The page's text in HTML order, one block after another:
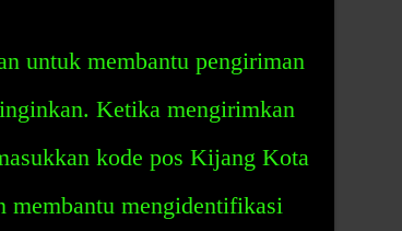
untuk membantu pengiriman
Ketika mengirimkan
kode pos Kijang Kota
membantu mengidentifikasi